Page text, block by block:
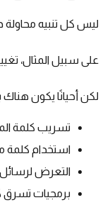
ليس كل تنبيه محاولة
على سبيل المثال،
لكن أحيانًا يكون
تسريب كلمة
استخدام كلمة
التعرض لرسائل
برمجيات تسرق